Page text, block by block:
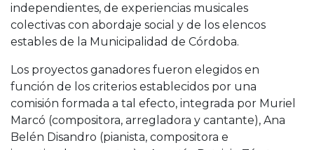
independientes, de experiencias musicales
colectivas con abordaje social y de los elencos
estables de la Municipalidad de Córdoba.
Los proyectos ganadores fueron elegidos en
función de los criterios establecidos por una
comisión formada a tal efecto, integrada por Muriel
Marcó (compositora, arregladora y cantante), Ana
Belén Disandro (pianista, compositora e